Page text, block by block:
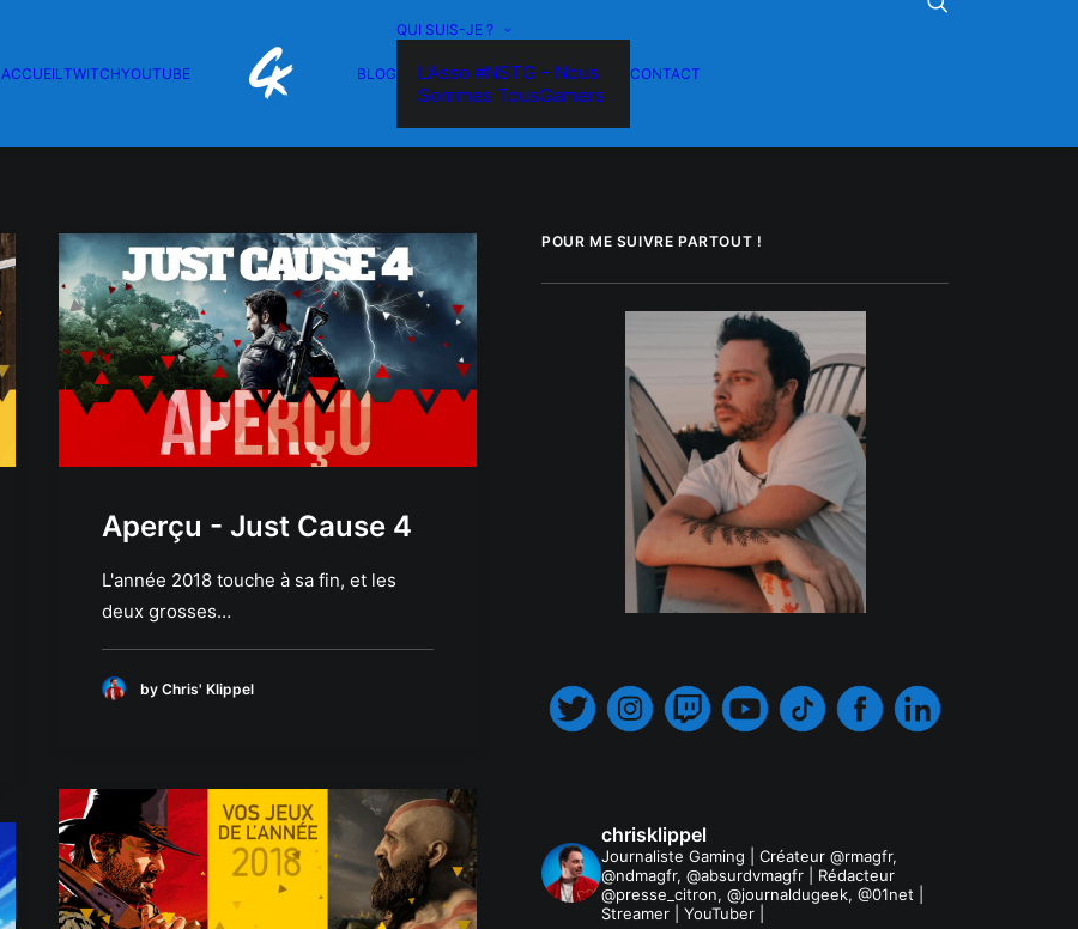
ACCUEILTWITCHYOUTUBE BLOG
QUI SUIS-JE ?
L’Asso #NSTG – Nous
Sommes TousGamers
CONTACT
Aperçu - Just Cause 4
L'année 2018 touche à sa fin, et les
deux grosses…
by Chris' Klippel
POUR ME SUIVRE PARTOUT !
chrisklippel
Journaliste Gaming | Créateur @rmagfr,
@ndmagfr, @absurdvmagfr | Rédacteur
@presse_citron, @journaldugeek, @01net |
Streamer | YouTuber |